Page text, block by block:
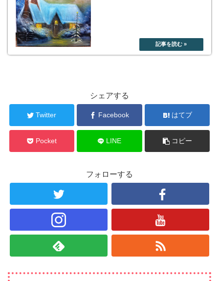
シェアする
Twitter Facebook はてブ
Pocket LINE コピー
フォローする